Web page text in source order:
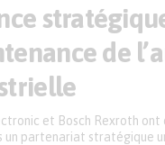
de
et Bosch Rexroth ont
un partenariat stratégique